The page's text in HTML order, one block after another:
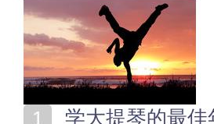
学大提琴的最